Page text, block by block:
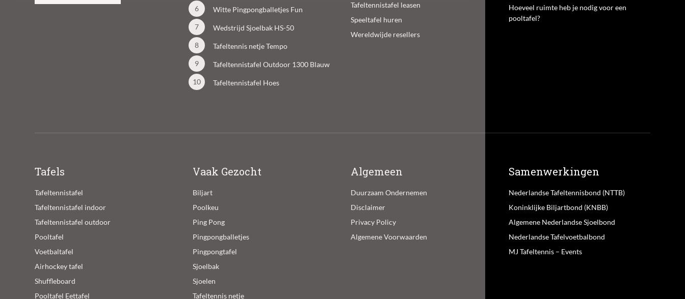
Witte Pingpongballetjes Fun
Wedstrijd Sjoelbak HS-50
Tafeltennis netje Tempo
Tafeltennistafel Outdoor 1300 Blauw
Tafeltennistafel Hoes
Tafeltennistafel leasen
Speeltafel huren
Wereldwijde resellers
Hoeveel ruimte heb je nodig voor een
pooltafel?
Tafels
Tafeltennistafel
Tafeltennistafel indoor
Tafeltennistafel outdoor
Pooltafel
Voetbaltafel
Airhockey tafel
Shuffleboard
Pooltafel Eettafel
Vaak Gezocht
Biljart
Poolkeu
Ping Pong
Pingpongballetjes
Pingpongtafel
Sjoelbak
Sjoelen
Tafeltennis netje
Algemeen
Duurzaam Ondernemen
Disclaimer
Privacy Policy
Algemene Voorwaarden
Samenwerkingen
Nederlandse Tafeltennisbond (NTTB)
Koninklijke Biljartbond (KNBB)
Algemene Nederlandse Sjoelbond
Nederlandse Tafelvoetbalbond
MJ Tafeltennis – Events